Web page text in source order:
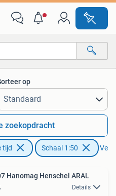
op
zoekopdracht
tijd Schaal 1:50
Hanomag Henschel ARAL
Details